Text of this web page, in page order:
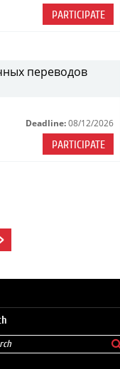
PARTICIPATE
переводов
Deadline: 08/12/2026
PARTICIPATE